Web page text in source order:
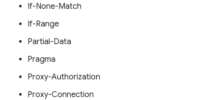
If-None-Match
If-Range
Partial-Data
Pragma
Proxy-Authorization
Proxy-Connection